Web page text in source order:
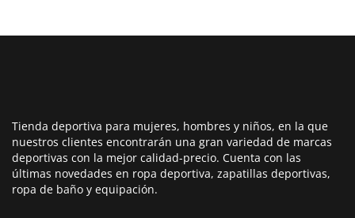
Tienda deportiva para mujeres, hombres y niños, en la que
nuestros clientes encontrarán una gran variedad de marcas
deportivas con la mejor calidad-precio. Cuenta con las
últimas novedades en ropa deportiva, zapatillas deportivas,
ropa de baño y equipación.